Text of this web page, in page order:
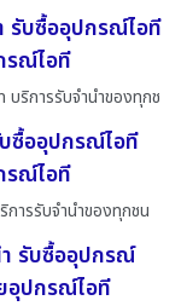
รับซื้ออุปกรณ์ไอที
รณ์ไอที
บริการรับจำนำของทุกช
ซื้ออุปกรณ์ไอที
รณ์ไอที
การรับจำนำของทุกชน
รับซื้ออุปกรณ์
อุปกรณ์ไอที